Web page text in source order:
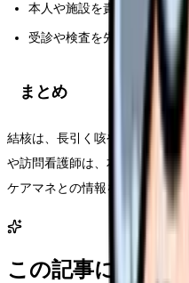
本人や施設を責める言い方を
受診や検査を先延ばしにしな
まとめ
結核は、長引く咳や微熱を早め
や訪問看護師は、本人の訴えだ
ケアマネとの情報をつなぐ役割
この記事に近い看